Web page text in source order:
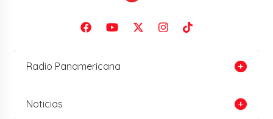
Radio Panamericana
Noticias